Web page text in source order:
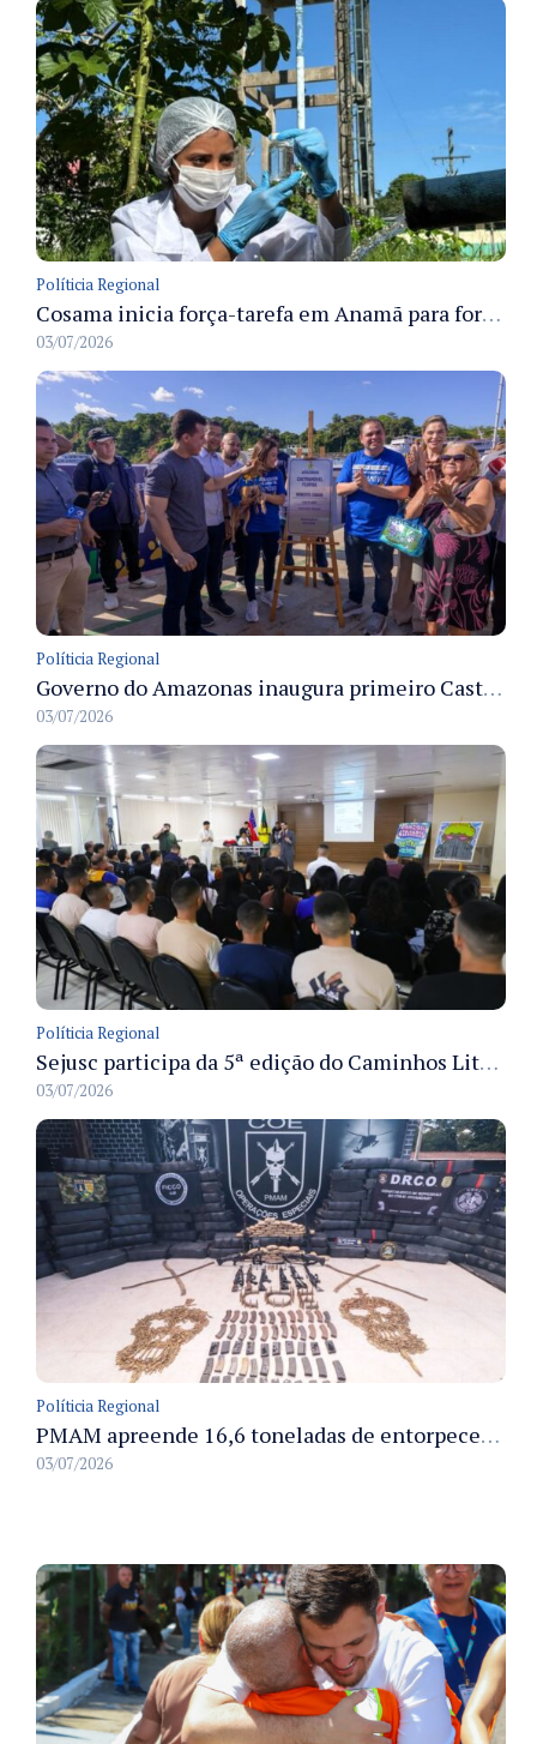
Políticia Regional
Cosama inicia força-tarefa em Anamã para fortalecer abastecimento de água e segurança hídrica da população
03/07/2026
Políticia Regional
Governo do Amazonas inaugura primeiro Castramóvel Fluvial para atendimento veterinário às comunidades ribeirinhas e castração gratuita
03/07/2026
Políticia Regional
Sejusc participa da 5ª edição do Caminhos Literários com foco na cultura hip-hop nas unidades socioeducativas
03/07/2026
Políticia Regional
PMAM apreende 16,6 toneladas de entorpecentes e registra aumento nas prisões em flagrante e nas capturas de foragidos no primeiro semestre de 2026
03/07/2026